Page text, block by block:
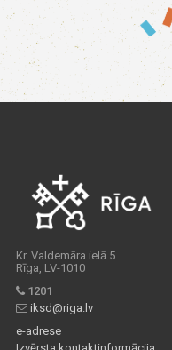
Kr. Valdemāra ielā 5
Rīga, LV-1010
1201
iksd@riga.lv
e-adrese